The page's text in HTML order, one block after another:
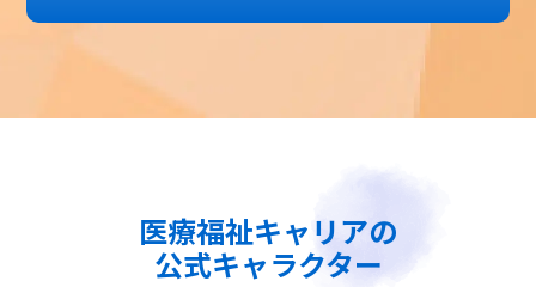
医療福祉キャリアの
公式キャラクター